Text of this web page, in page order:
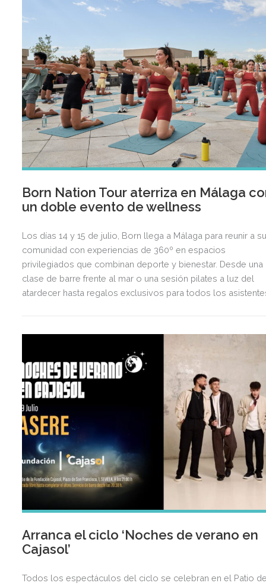
Born Nation Tour aterriza en Málaga
un doble evento de wellness
Los días 14 y 15 de julio, Born llega a Málaga para reunir a
comunidad con experiencias de 360º en espacios
privilegiados que combinan deporte y bienestar. Desde una
clase de barre frente al mar o una sesión pilates a luz del
atardecer hasta regalos exclusivos para todos los
Arranca el ciclo ‘Noches de verano en
Cajasol’
Todos los espectáculos del ciclo se celebran en el Patio